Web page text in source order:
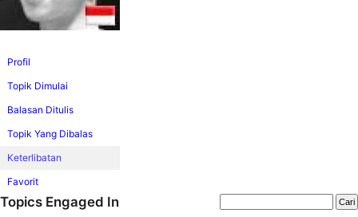
Profil
Topik Dimulai
Balasan Ditulis
Topik Yang Dibalas
Keterlibatan
Favorit
Topics Engaged In